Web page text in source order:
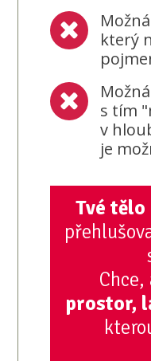
který
s tím
v
je
Tvé tělo
prostor,